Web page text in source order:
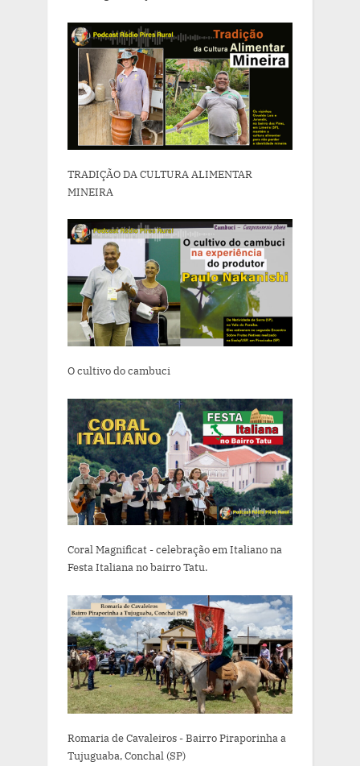
TRADIÇÃO DA CULTURA ALIMENTAR
MINEIRA
O cultivo do cambuci
Coral Magnificat - celebração em Italiano na
Festa Italiana no bairro Tatu.
Romaria de Cavaleiros - Bairro Piraporinha a
Tujuguaba, Conchal (SP)